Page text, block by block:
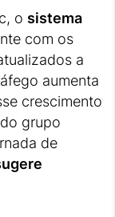
o sistema
com os
a
aumenta
crescimento
grupo
de